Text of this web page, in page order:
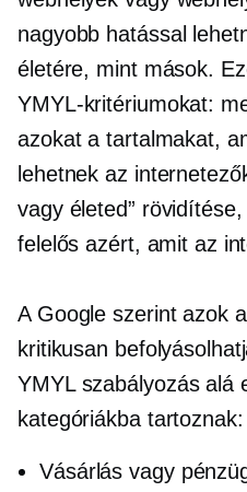
nagyobb hatással
életére, mint mások.
YMYL-kritériumokat:
azokat a tartalmakat,
lehetnek az
vagy életed”
felelős azért, amit az
A Google szerint azok
kritikusan
YMYL szabályozás alá
kategóriákba tartoznak:
Vásárlás vagy